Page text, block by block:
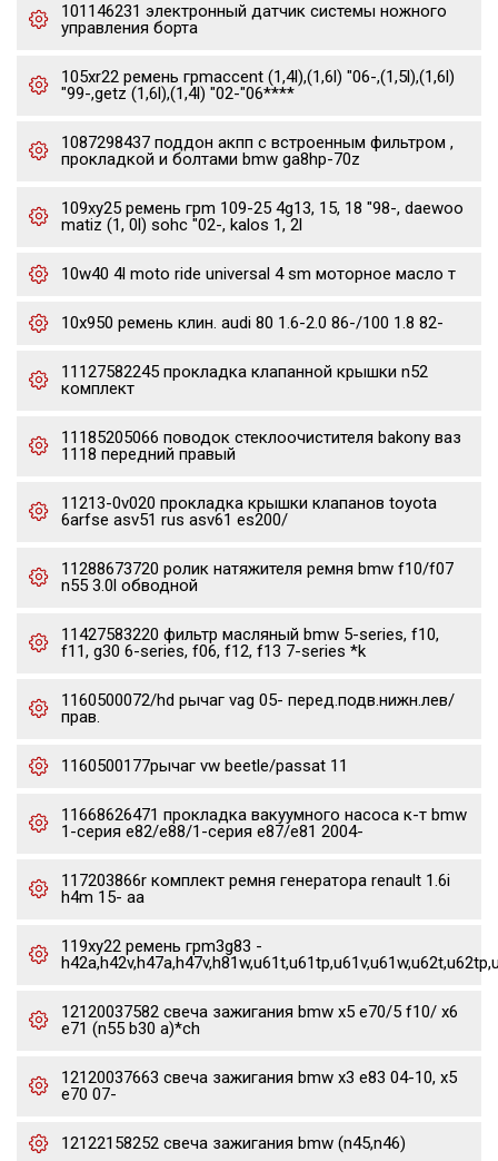
101146231 электронный датчик системы ножного
управления борта
105xr22 ремень грmaccent (1,4l),(1,6l) "06-,(1,5l),(1,6l)
"99-,getz (1,6l),(1,4l) "02-"06****
1087298437 поддон акпп с встроенным фильтром ,
прокладкой и болтами bmw ga8hp-70z
109xy25 ремень грm 109-25 4g13, 15, 18 "98-, daewoo
matiz (1, 0l) sohc "02-, kalos 1, 2l
10w40 4l moto ride universal 4 sm моторное масло т
10x950 ремень клин. audi 80 1.6-2.0 86-/100 1.8 82-
11127582245 прокладка клапанной крышки n52
комплект
11185205066 поводок стеклоочистителя bakony ваз
1118 передний правый
11213-0v020 прокладка крышки клапанов toyota
6arfse asv51 rus asv61 es200/
11288673720 ролик натяжителя ремня bmw f10/f07
n55 3.0l обводной
11427583220 фильтр масляный bmw 5-series, f10,
f11, g30 6-series, f06, f12, f13 7-series *k
1160500072/hd рычаг vag 05- перед.подв.нижн.лев/
прав.
1160500177рычаг vw beetle/passat 11
11668626471 прокладка вакуумного насоса к-т bmw
1-серия e82/e88/1-серия e87/e81 2004-
117203866r комплект ремня генератора renault 1.6i
h4m 15- aa
119xy22 ремень грm3g83 -
12120037582 свеча зажигания bmw x5 e70/5 f10/ x6
e71 (n55 b30 a)*ch
12120037663 свеча зажигания bmw x3 e83 04-10, x5
e70 07-
12122158252 свеча зажигания bmw (n45,n46)